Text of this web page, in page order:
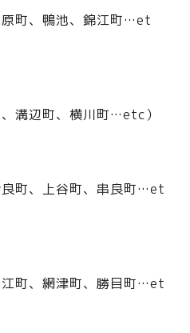
原町、鴨池、錦江町…et
溝辺町、横川町…etc）
良町、上谷町、串良町…et
江町、網津町、勝目町…et